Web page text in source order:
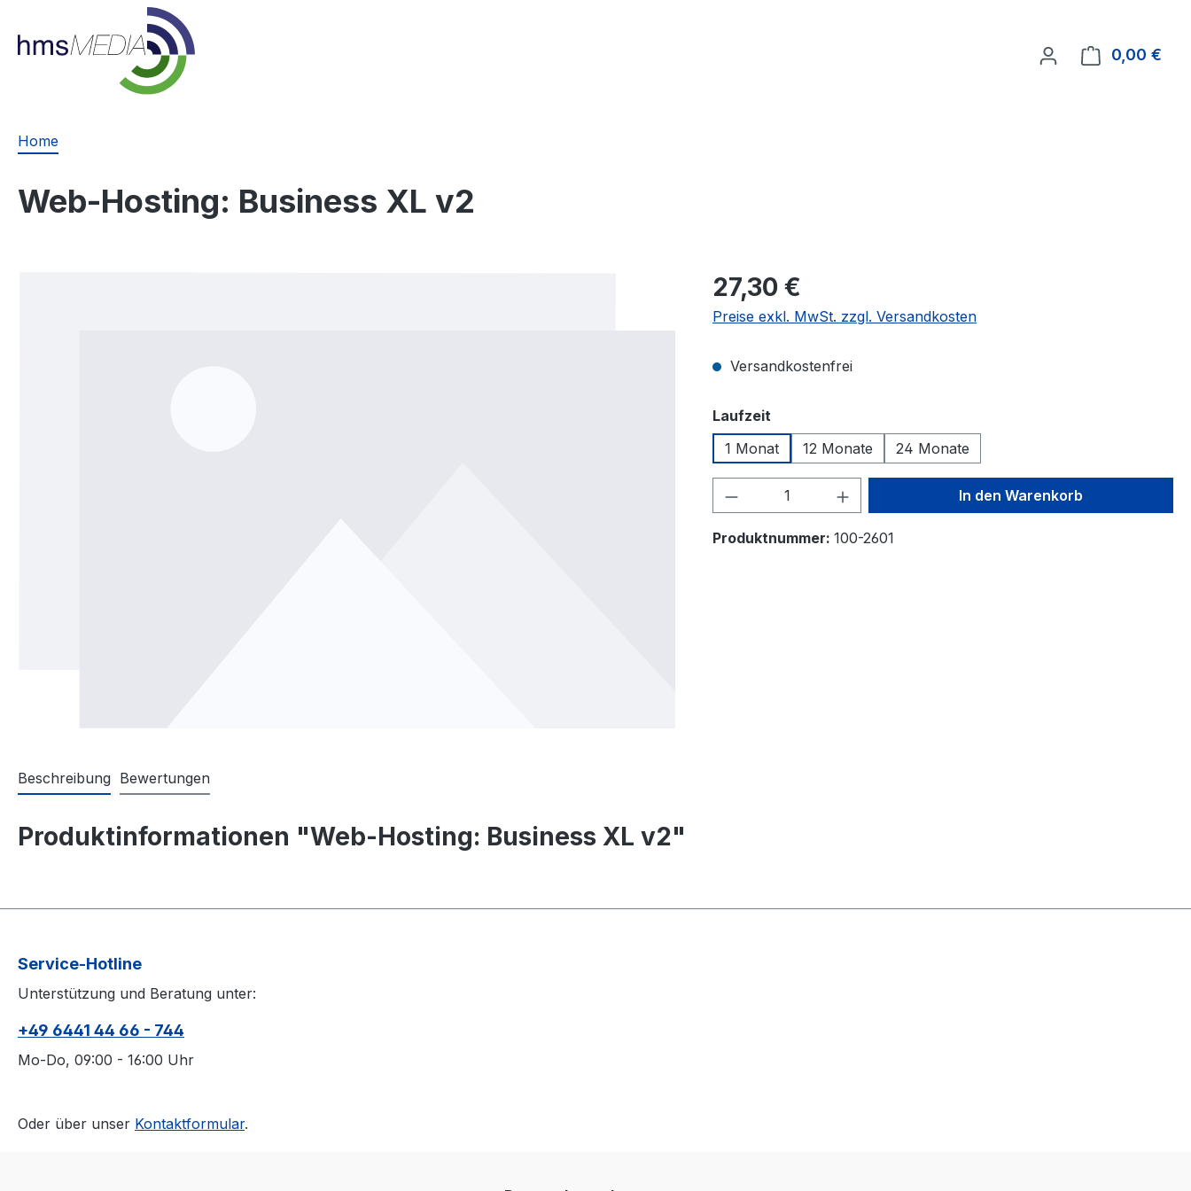
Zur Hauptnavigation springen
0,00 €
Home
Web-Hosting: Business XL v2
27,30 €
Preise exkl. MwSt. zzgl. Versandkosten
Versandkostenfrei
Laufzeit
1 Monat
12 Monate 24 Monate
Produkt Anzahl: Gib den gewünschten Wert
In den Warenkorb
Produktnummer: 100-2601
Beschreibung Bewertungen
Produktinformationen "Web-Hosting: Business XL v2"
Service-Hotline
Unterstützung und Beratung unter:
+49 6441 44 66 - 744
Mo-Do, 09:00 - 16:00 Uhr
Oder über unser Kontaktformular.